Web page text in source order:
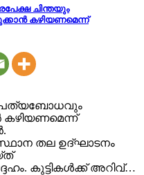
ചിന്തയും
കഴിയണമെന്ന്
കഴിയണമെന്ന്
തല ഉദ്ഘാടനം
കുട്ടികൾക്ക് അറിവ്…